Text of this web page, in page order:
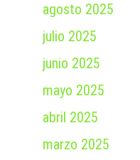
agosto 2025
julio 2025
junio 2025
mayo 2025
abril 2025
marzo 2025